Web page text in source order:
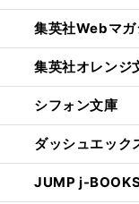
集英社Webマガ
集英社オレンジ
シフォン文庫
ダッシュエック
JUMP j-